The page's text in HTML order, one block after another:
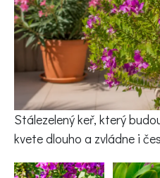
KVÍZY A TESTY
Stálezelený keř, který
kvete dlouho a zvládne i